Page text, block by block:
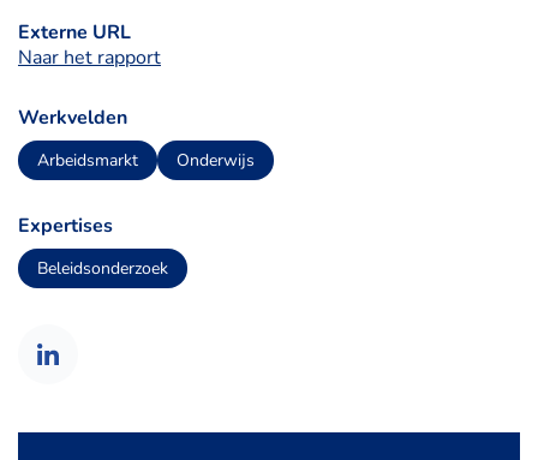
Externe URL
Naar het rapport
Werkvelden
Arbeidsmarkt Onderwijs
Expertises
Beleidsonderzoek